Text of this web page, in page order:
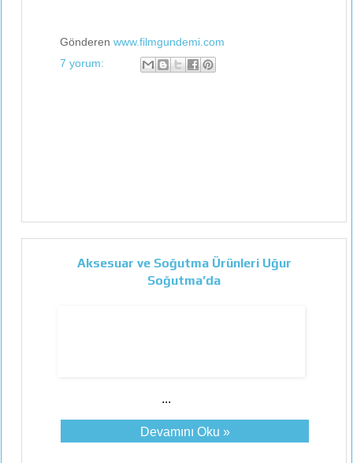
Gönderen www.filmgundemi.com
7 yorum:
Aksesuar ve Soğutma Ürünleri Uğur
Soğutma’da
...
Devamını Oku »